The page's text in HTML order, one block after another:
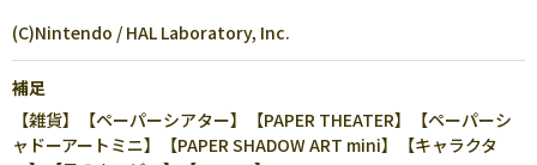
(C)Nintendo / HAL Laboratory, Inc.
補足
【雑貨】【ペーパーシアター】【PAPER THEATER】【ペーパーシ
ャドーアートミニ】【PAPER SHADOW ART mini】【キャラクタ